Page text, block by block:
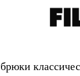
брюки